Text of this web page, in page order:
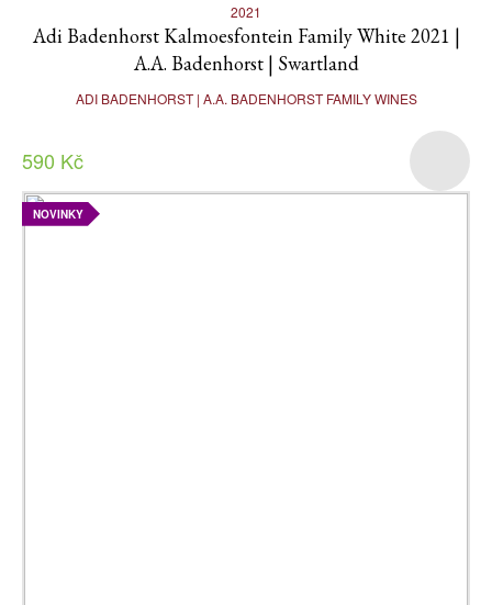
2021
Adi Badenhorst Kalmoesfontein Family White 2021 |
A.A. Badenhorst | Swartland
ADI BADENHORST | A.A. BADENHORST FAMILY WINES
590 Kč
NOVINKY